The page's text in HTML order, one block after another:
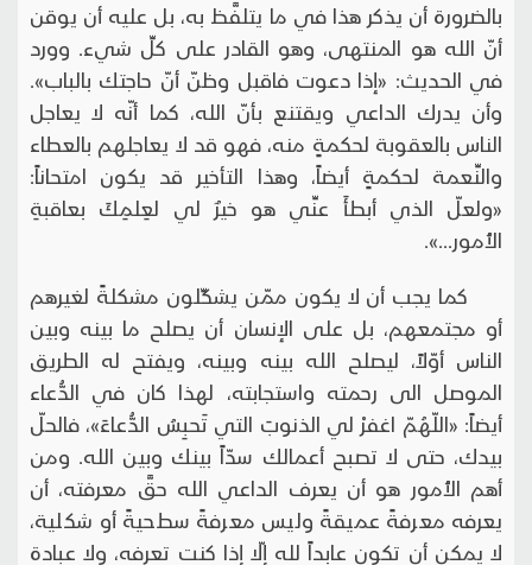
بالضرورة أن يذكر هذا في ما يتلفَّظ به، بل عليه أن يوقن
أنّ الله هو المنتهى، وهو القادر على كلِّ شيء. وورد
في الحديث: «إذا دعوت فاقبل وظنّ أنّ حاجتك بالباب».
وأن يدرك الداعي ويقتنع بأنّ الله، كما أنّه لا يعاجل
الناس بالعقوبة لحكمةٍ منه، فهو قد لا يعاجلهم بالعطاء
والنِّعمة لحكمةٍ أيضاً، وهذا التأخير قد يكون امتحاناً:
«ولعلّ الذي أبطأَ عنِّي هو خيرٌ لي لعِلمِكَ بعاقبةِ
الأُمور...».
كما يجب أن لا يكون ممّن يشكِّلون مشكلةً لغيرهم
أو مجتمعهم، بل على الإنسان أن يصلح ما بينه وبين
الناس أوّلاً، ليصلح الله بينه وبينه، ويفتح له الطريق
الموصل الى رحمته واستجابته، لهذا كان في الدُّعاء
أيضاً: «اللّهُمّ اغفرْ لي الذنوبَ التي تَحبِسُ الدُّعاءَ»، فالحلّ
بيدك، حتى لا تصبح أعمالك سدّاً بينك وبين الله. ومن
أهم الأُمور هو أن يعرف الداعي الله حقَّ معرفته، أن
يعرفه معرفةً عميقةً وليس معرفةً سطحيةً أو شكلية،
لا يمكن أن تكون عابداً لله إلّا إذا كنت تعرفه، ولا عبادة